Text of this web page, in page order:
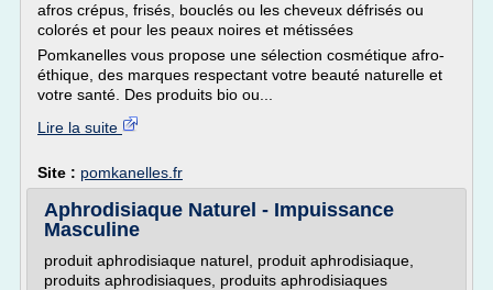
afros crépus, frisés, bouclés ou les cheveux défrisés ou
colorés et pour les peaux noires et métissées
Pomkanelles vous propose une sélection cosmétique afro-
éthique, des marques respectant votre beauté naturelle et
votre santé. Des produits bio ou...
Lire la suite
Site : pomkanelles.fr
Aphrodisiaque Naturel - Impuissance
Masculine
produit aphrodisiaque naturel, produit aphrodisiaque,
produits aphrodisiaques, produits aphrodisiaques